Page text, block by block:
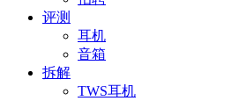
评测
耳机
音箱
拆解
TWS耳机